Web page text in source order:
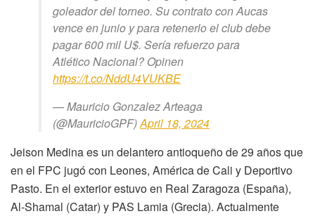
goleador del torneo. Su contrato con Aucas
vence en junio y para retenerlo el club debe
pagar 600 mil U$. Sería refuerzo para
Atlético Nacional? Opinen
https://t.co/NddU4VUKBE
— Mauricio Gonzalez Arteaga
(@MauricioGPF)April 18, 2024
Jeison Medina es un delantero antioqueño de 29 años que
en el FPC jugó con Leones, América de Cali y Deportivo
Pasto. En el exterior estuvo en Real Zaragoza (España),
Al-Shamal (Catar) y PAS Lamia (Grecia). Actualmente